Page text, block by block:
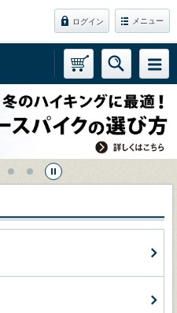
ログイン メニュー